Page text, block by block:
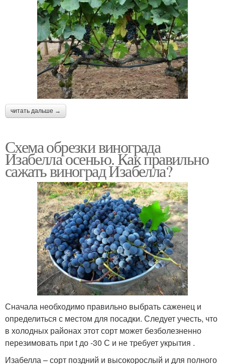
читать дальше →
Схема обрезки винограда
Изабелла осенью. Как правильно
сажать виноград Изабелла?
Сначала необходимо правильно выбрать саженец и
определиться с местом для посадки. Следует учесть, что
в холодных районах этот сорт может безболезненно
перезимовать при t до -30 С и не требует укрытия .
Изабелла – сорт поздний и высокорослый и для полного